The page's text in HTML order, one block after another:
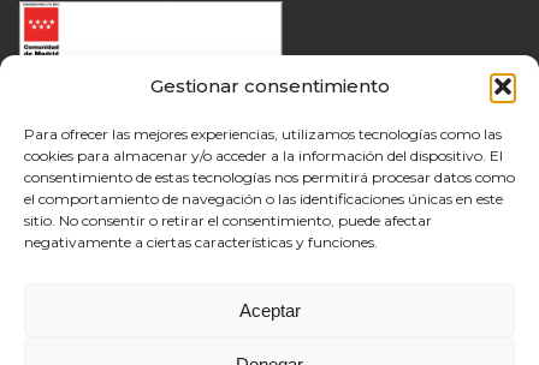
Gestionar consentimiento
Para ofrecer las mejores experiencias, utilizamos tecnologías como las
cookies para almacenar y/o acceder a la información del dispositivo. El
consentimiento de estas tecnologías nos permitirá procesar datos como
el comportamiento de navegación o las identificaciones únicas en este
sitio. No consentir o retirar el consentimiento, puede afectar
negativamente a ciertas características y funciones.
Aceptar